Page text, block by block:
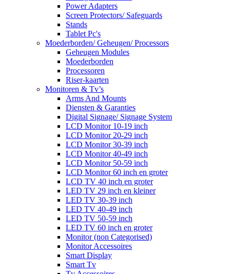
Power Adapters
Screen Protectors/ Safeguards
Stands
Tablet Pc's
Moederborden/ Geheugen/ Processors
Geheugen Modules
Moederborden
Processoren
Riser-kaarten
Monitoren & Tv’s
Arms And Mounts
Diensten & Garanties
Digital Signage/ Signage System
LCD Monitor 10-19 inch
LCD Monitor 20-29 inch
LCD Monitor 30-39 inch
LCD Monitor 40-49 inch
LCD Monitor 50-59 inch
LCD Monitor 60 inch en groter
LCD TV 40 inch en groter
LED TV 29 inch en kleiner
LED TV 30-39 inch
LED TV 40-49 inch
LED TV 50-59 inch
LED TV 60 inch en groter
Monitor (non Categorised)
Monitor Accessoires
Smart Display
Smart Tv